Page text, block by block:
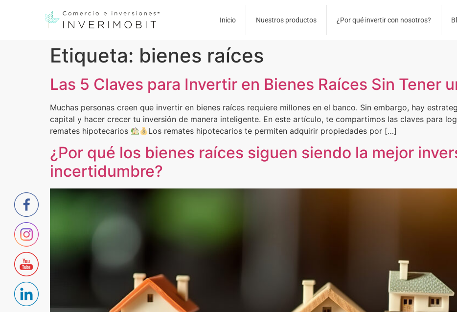
Inicio Nuestros productos ¿Por qué invertir con nosotros?
Etiqueta: bienes raíces
Las 5 Claves para Invertir en Bienes Raíces Sin Tener
Muchas personas creen que invertir en bienes raíces requiere millones en el banco. Sin embargo, hay
capital y hacer crecer tu inversión de manera inteligente. En este artículo, te compartimos las claves para
remates hipotecarios
Los remates hipotecarios te permiten adquirir propiedades por […]
¿Por qué los bienes raíces siguen siendo la mejor
incertidumbre?